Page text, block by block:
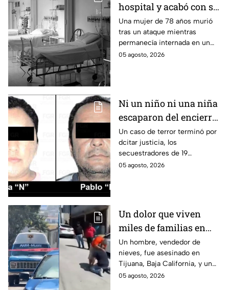
hospital y acabó con su
vida: Hombre habría
asfixiado a su suegra
mientras estaba
internada en Veracruz
Una mujer de 78 años murió
tras un ataque mientras
permanecía internada en un
hospital de Veracruz;
05 agosto, 2026
Ni un niño ni una niña
escaparon del encierro:
así cayó la pareja que
retenía a 19 migrantes
en Puebla
Un caso de terror terminó por
dcitar justicia, los
secuestradores de 19
migrantes recibieron una
05 agosto, 2026
Un dolor que viven
miles de familias en
México: Así se
enteraron los
familiares de un
vendedor de nieves de
Un hombre, vendedor de
nieves, fue asesinado en
Tijuana, Baja California, y un
reportero captó el momento
05 agosto, 2026